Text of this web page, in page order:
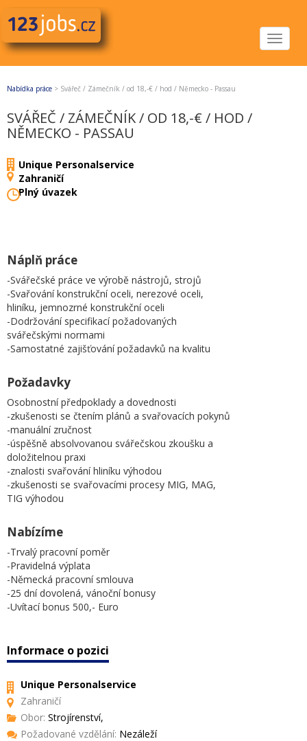
Toggle
Nabídka práce > Svářeč / Zámečník / od 18,-€ / hod / Německo - Passau
SVÁŘEČ / ZÁMEČNÍK / OD 18,-€ / HOD /
NĚMECKO - PASSAU
Unique Personalservice
Zahraničí
Plný úvazek
Náplň práce
-Svářečské práce ve výrobě nástrojů, strojů
-Svařování konstrukční oceli, nerezové oceli,
hliníku, jemnozrné konstrukční oceli
-Dodržování specifikací požadovaných
svářečskými normami
-Samostatné zajišťování požadavků na kvalitu
Požadavky
Osobnostní předpoklady a dovednosti
-zkušenosti se čtením plánů a svařovacích pokynů
-manuální zručnost
-úspěšně absolvovanou svářečskou zkoušku a
doložitelnou praxi
-znalosti svařování hliníku výhodou
-zkušenosti se svařovacími procesy MIG, MAG,
TIG výhodou
Nabízíme
-Trvalý pracovní poměr
-Pravidelná výplata
-Německá pracovní smlouva
-25 dní dovolená, vánoční bonusy
-Uvítací bonus 500,- Euro
Informace o pozici
Unique Personalservice
Zahraničí
Obor: Strojírenství,
Požadované vzdělání: Nezáleží